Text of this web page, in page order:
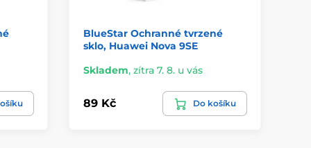
BlueStar Ochranné tvrzené
sklo, Huawei Nova 9SE
Skladem, zítra 7. 8. u vás
89 Kč Do košíku